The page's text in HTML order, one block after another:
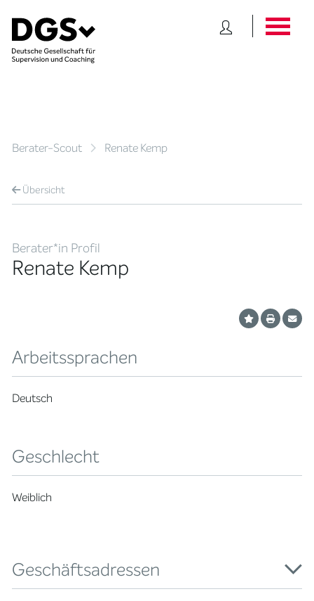
Berater-Scout Renate Kemp
Übersicht
Berater*in Profil
Renate Kemp
Arbeitssprachen
Deutsch
Geschlecht
Weiblich
Geschäftsadressen